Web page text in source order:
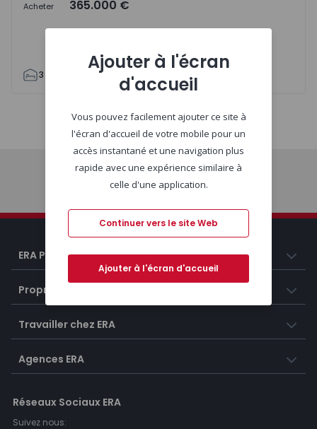
Acheter 365.000 €
3 140 196
Carte Liste
Début
ERA Portugal
Propriétés
Travailler chez ERA
Agences ERA
Réseaux Sociaux ERA
Suivez nous:
Ajouter à l'écran
d'accueil
Vous pouvez facilement ajouter ce site à
l'écran d'accueil de votre mobile pour un
accès instantané et une navigation plus
rapide avec une expérience similaire à
celle d'une application.
Continuer vers le site Web
Ajouter à l'écran d'accueil